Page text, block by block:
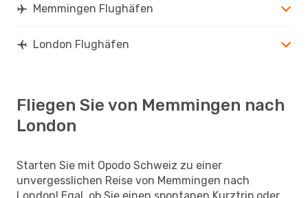
Memmingen Flughäfen
London Flughäfen
Fliegen Sie von Memmingen nach
London
Starten Sie mit Opodo Schweiz zu einer
unvergesslichen Reise von Memmingen nach